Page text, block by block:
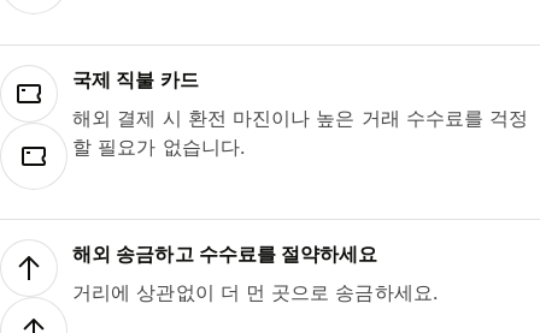
국제 직불 카드
해외 결제 시 환전 마진이나 높은 거래 수수료를 걱정
할 필요가 없습니다.
해외 송금하고 수수료를 절약하세요
거리에 상관없이 더 먼 곳으로 송금하세요.